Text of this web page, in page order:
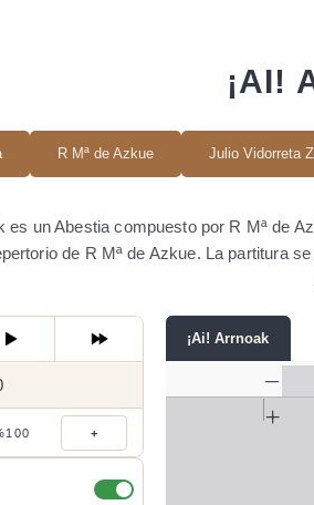
¡AI!
R Mª de Azkue Julio Vidorreta
es un Abestia compuesto por R Mª de
de R Mª de Azkue. La partitura
+
¡Ai! Arrnoak